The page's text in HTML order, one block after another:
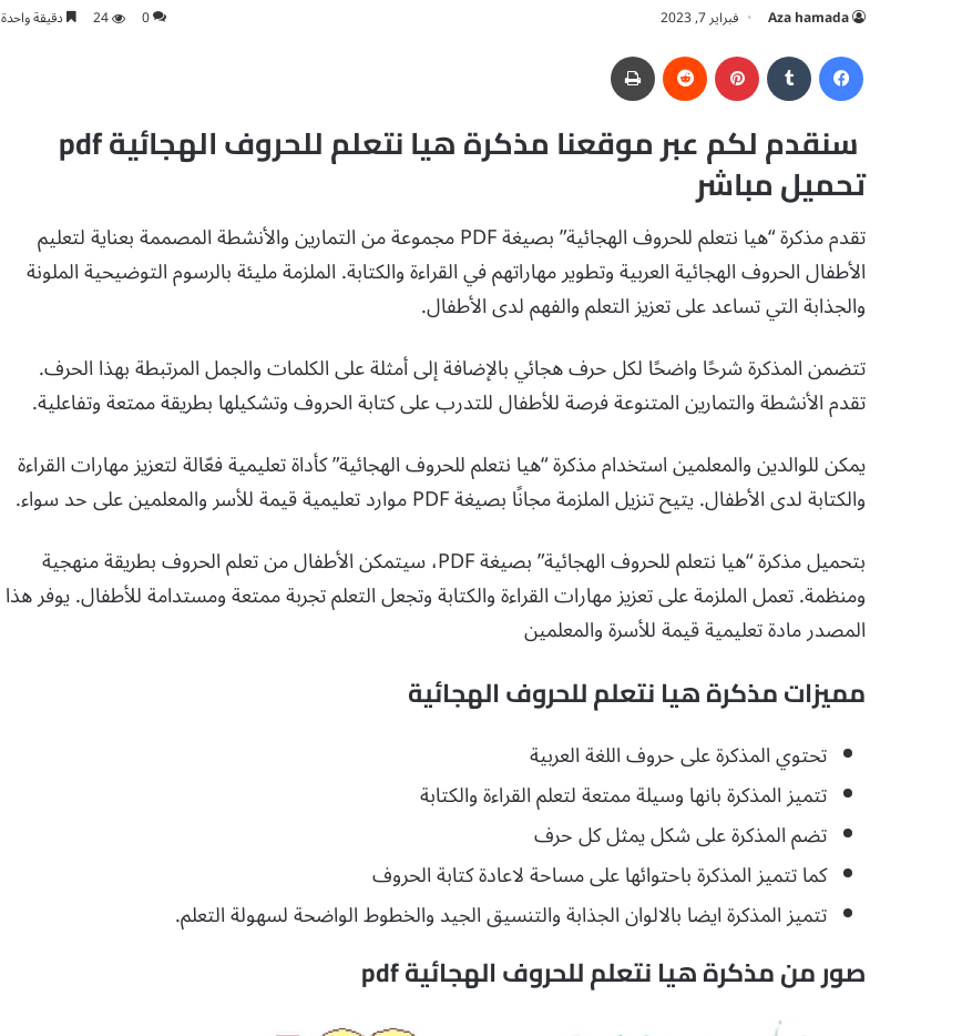
Aza hamada فبراير 7, 2023 0
24 دقيقة واحدة
بينتيريست
سنقدم لكم عبر موقعنا مذكرة هيا نتعلم للحروف الهجائية pdf
تحميل مباشر
تقدم مذكرة “هيا نتعلم للحروف الهجائية” بصيغة PDF مجموعة من التمارين والأنشطة المصممة بعناية لتعليم
الأطفال الحروف الهجائية العربية وتطوير مهاراتهم في القراءة والكتابة. الملزمة مليئة بالرسوم التوضيحية الملونة
والجذابة التي تساعد على تعزيز التعلم والفهم لدى الأطفال.
تتضمن المذكرة شرحًا واضحًا لكل حرف هجائي بالإضافة إلى أمثلة على الكلمات والجمل المرتبطة بهذا الحرف.
تقدم الأنشطة والتمارين المتنوعة فرصة للأطفال للتدرب على كتابة الحروف وتشكيلها بطريقة ممتعة وتفاعلية.
يمكن للوالدين والمعلمين استخدام مذكرة “هيا نتعلم للحروف الهجائية” كأداة تعليمية فعّالة لتعزيز مهارات القراءة
والكتابة لدى الأطفال. يتيح تنزيل الملزمة مجانًا بصيغة PDF موارد تعليمية قيمة للأسر والمعلمين على حد سواء.
بتحميل مذكرة “هيا نتعلم للحروف الهجائية” بصيغة PDF، سيتمكن الأطفال من تعلم الحروف بطريقة منهجية
ومنظمة. تعمل الملزمة على تعزيز مهارات القراءة والكتابة وتجعل التعلم تجربة ممتعة ومستدامة للأطفال. يوفر هذا
المصدر مادة تعليمية قيمة للأسرة والمعلمين
مميزات مذكرة هيا نتعلم للحروف الهجائية
تحتوي المذكرة على حروف اللغة العربية
تتميز المذكرة بانها وسيلة ممتعة لتعلم القراءة والكتابة
تضم المذكرة على شكل يمثل كل حرف
كما تتميز المذكرة باحتوائها على مساحة لاعادة كتابة الحروف
تتميز المذكرة ايضا بالالوان الجذابة والتنسيق الجيد والخطوط الواضحة لسهولة التعلم.
صور من مذكرة هيا نتعلم للحروف الهجائية pdf